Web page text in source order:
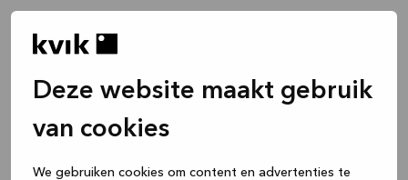
Deze website maakt gebruik
van cookies
We gebruiken cookies om content en advertenties te